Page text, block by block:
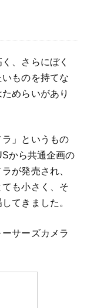
、さらにぼく
ものを持てな
めらいがあり
」というもの
から共通企画の
が発売され、
も小さく、そ
てきました。
サーズカメラ